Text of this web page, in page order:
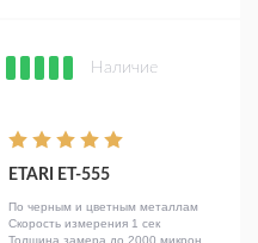
Наличие
ETARI ET-555
По черным и цветным металлам
Скорость измерения 1 сек
Толщина замера до 2000 микрон